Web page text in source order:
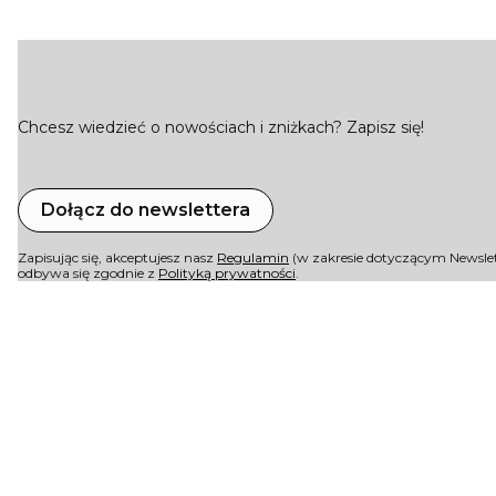
Chcesz wiedzieć o nowościach i zniżkach? Zapisz się!
Dołącz do newslettera
Zapisując się, akceptujesz nasz Regulamin (w zakresie dotyczącym
odbywa się zgodnie z Polityką prywatności